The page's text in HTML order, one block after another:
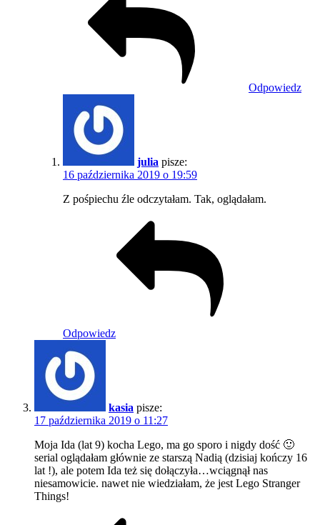
Odpowiedz
julia pisze:
16 października 2019 o 19:59
Z pośpiechu źle odczytałam. Tak, oglądałam.
Odpowiedz
kasia pisze:
17 października 2019 o 11:27
Moja Ida (lat 9) kocha Lego, ma go sporo i nigdy dość 🙂
serial oglądałam głównie ze starszą Nadią (dzisiaj kończy 16
lat !), ale potem Ida też się dołączyła…wciągnął nas
niesamowicie. nawet nie wiedziałam, że jest Lego Stranger
Things!